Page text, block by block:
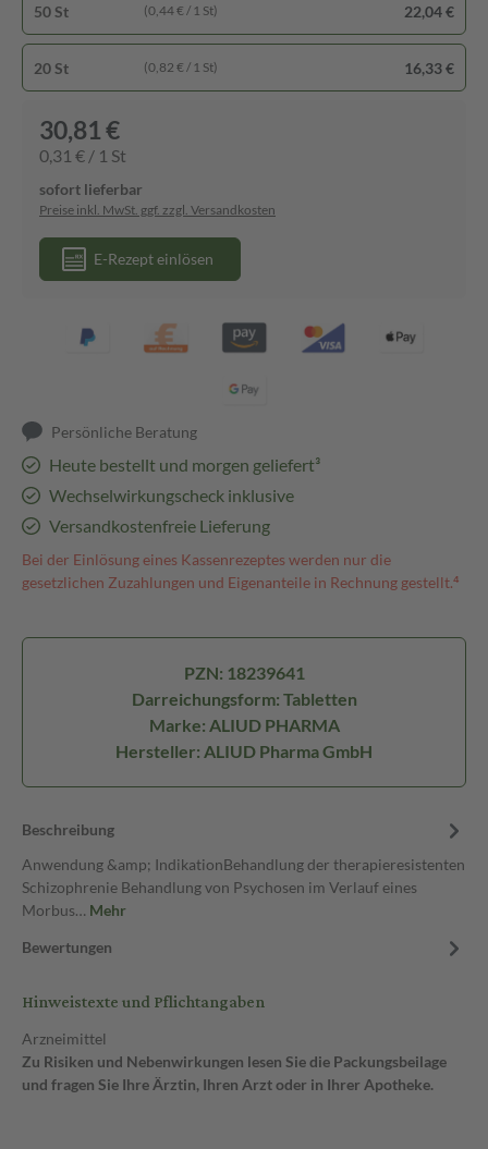
50 St (0,44 € / 1 St) 22,04 €
20 St (0,82 € / 1 St) 16,33 €
30,81 €
0,31 € / 1 St
sofort lieferbar
Preise inkl. MwSt. ggf. zzgl. Versandkosten
E-Rezept einlösen
Persönliche Beratung
Heute bestellt und morgen geliefert³
Wechselwirkungscheck inklusive
Versandkostenfreie Lieferung
Bei der Einlösung eines Kassenrezeptes werden nur die
gesetzlichen Zuzahlungen und Eigenanteile in Rechnung gestellt.⁴
PZN: 18239641
Darreichungsform: Tabletten
Marke: ALIUD PHARMA
Hersteller: ALIUD Pharma GmbH
Beschreibung
Anwendung &amp; IndikationBehandlung der therapieresistenten
Schizophrenie Behandlung von Psychosen im Verlauf eines
Morbus… Mehr
Bewertungen
Hinweistexte und Pflichtangaben
Arzneimittel
Zu Risiken und Nebenwirkungen lesen Sie die Packungsbeilage
und fragen Sie Ihre Ärztin, Ihren Arzt oder in Ihrer Apotheke.